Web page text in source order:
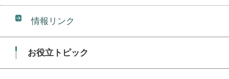
情報リンク
お役立トピック